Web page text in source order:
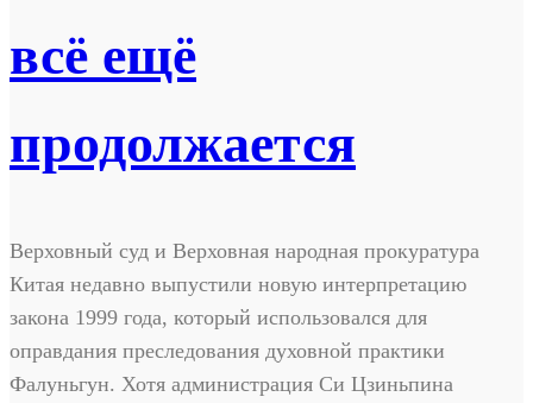
всё ещё
продолжается
Верховный суд и Верховная народная прокуратура
Китая недавно выпустили новую интерпретацию
закона 1999 года, который использовался для
оправдания преследования духовной практики
Фалуньгун. Хотя администрация Си Цзиньпина